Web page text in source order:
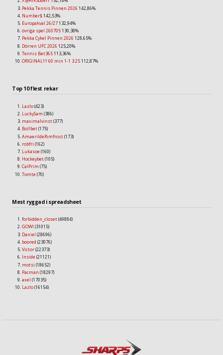
Pekka Tennis Pinnen 2026 142,86%
Number$142,53%
Europakval 26/27132,94%
övriga spel 260705130,38%
Pekka Cykel Pinnen 2026 128,65%
Dörren UFC 2026 125,20%
Tennis Bet365113,36%
ORIGINAL!!! 60 min 1-1 3.25112,87%
Top 10 flest rekar
Lazlo(423)
LuckySam (386)
maximalvinst(377)
Bollbet(175)
AmaerildeRimfrost(173)
robfri (162)
Lukasoe (160)
Hockeybet(105)
CalPrim (75)
Tomte (70)
Mest ryggad i spreadsheet
forbidden_closet(49884)
GOWI (31015)
Daniel (28696)
boored (23076)
Victor(22373)
Inside (21121)
motsi (18652)
Pacman (18297)
axel (17035)
Lazlo(16154)